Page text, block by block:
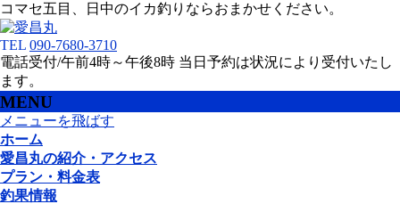
コマセ五目、日中のイカ釣りならおまかせください。
TEL 090-7680-3710
電話受付/午前4時～午後8時 当日予約は状況により受付いたし
ます。
MENU
メニューを飛ばす
ホーム
愛昌丸の紹介・アクセス
プラン・料金表
釣果情報